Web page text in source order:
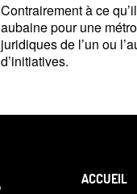
Contrairement à ce
aubaine pour une
juridiques de l’un ou
d’initiatives.
ACCUEIL